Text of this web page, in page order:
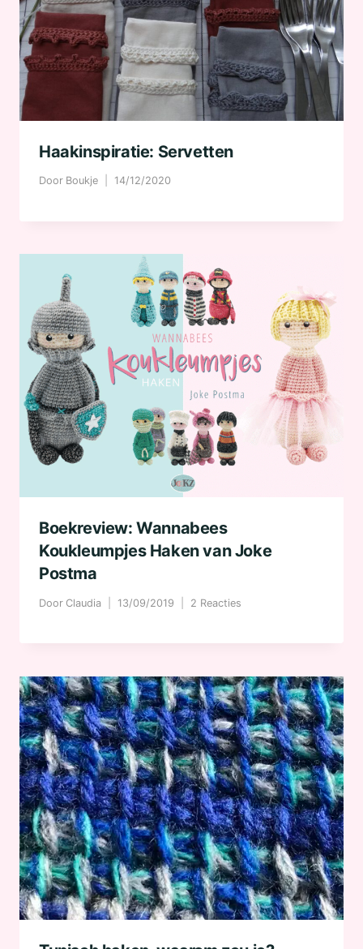
Haakinspiratie: Servetten
Door Boukje 14/12/2020
Boekreview: Wannabees
Koukleumpjes Haken van Joke
Postma
Door Claudia 13/09/2019 2 Reacties